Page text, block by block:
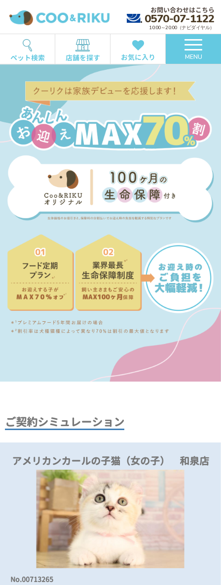
お問い合わせはこちら
0570-07-1122
10:00～20:00（ナビダイヤル）
ペット検索 店舗を探す お気に入り MENU
ご契約シミュレーション
アメリカンカールの子猫（女の子） 和泉店
No.00713265